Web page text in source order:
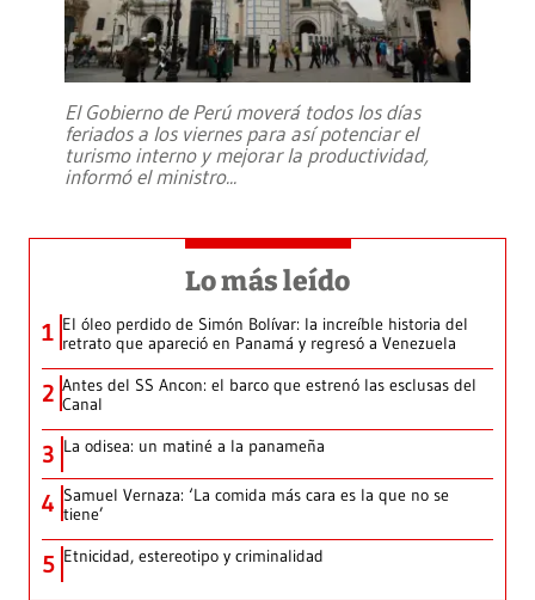
El Gobierno de Perú moverá todos los días
feriados a los viernes para así potenciar el
turismo interno y mejorar la productividad,
informó el ministro...
Lo más leído
1 El óleo perdido de Simón Bolívar: la increíble historia del
retrato que apareció en Panamá y regresó a Venezuela
2 Antes del SS Ancon: el barco que estrenó las esclusas del
Canal
3 La odisea: un matiné a la panameña
4 Samuel Vernaza: ‘La comida más cara es la que no se
tiene’
5 Etnicidad, estereotipo y criminalidad